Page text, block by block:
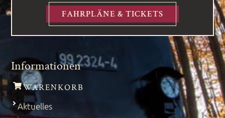
FAHRPLÄNE & TICKETS
Informationen
WARENKORB
Aktuelles